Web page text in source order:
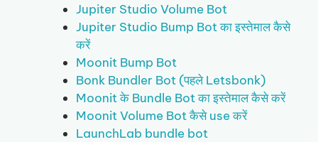
Jupiter Studio Volume Bot
Jupiter Studio Bump Bot का इस्तेमाल कैसे
करें
Moonit Bump Bot
Bonk Bundler Bot (पहले Letsbonk)
Moonit के Bundle Bot का इस्तेमाल कैसे करें
Moonit Volume Bot कैसे use करें
LaunchLab bundle bot